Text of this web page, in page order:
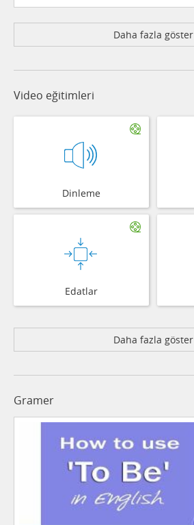
Daha fazla göster
Video eğitimleri
Dinleme
Edatlar
Daha fazla göster
Gramer